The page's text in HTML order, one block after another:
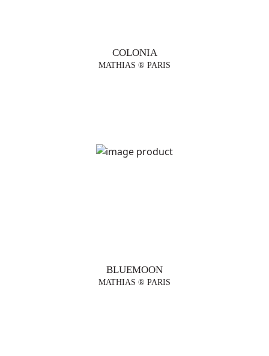
COLONIA
MATHIAS ® PARIS
BLUEMOON
MATHIAS ® PARIS